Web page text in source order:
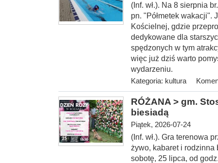
(Inf. wł.). Na 8 sierpnia
pn. "Półmetek wakacji".
Kościelnej, gdzie
dedykowane dla
spędzonych w tym
więc już dziś warto
wydarzeniu.
Kategoria: kultura
RÓŻANA > gm.
biesiadą
Piątek, 2026-07-24
(Inf. wł.). Gra terenowa
żywo, kabaret i
sobotę, 25 lipca, od